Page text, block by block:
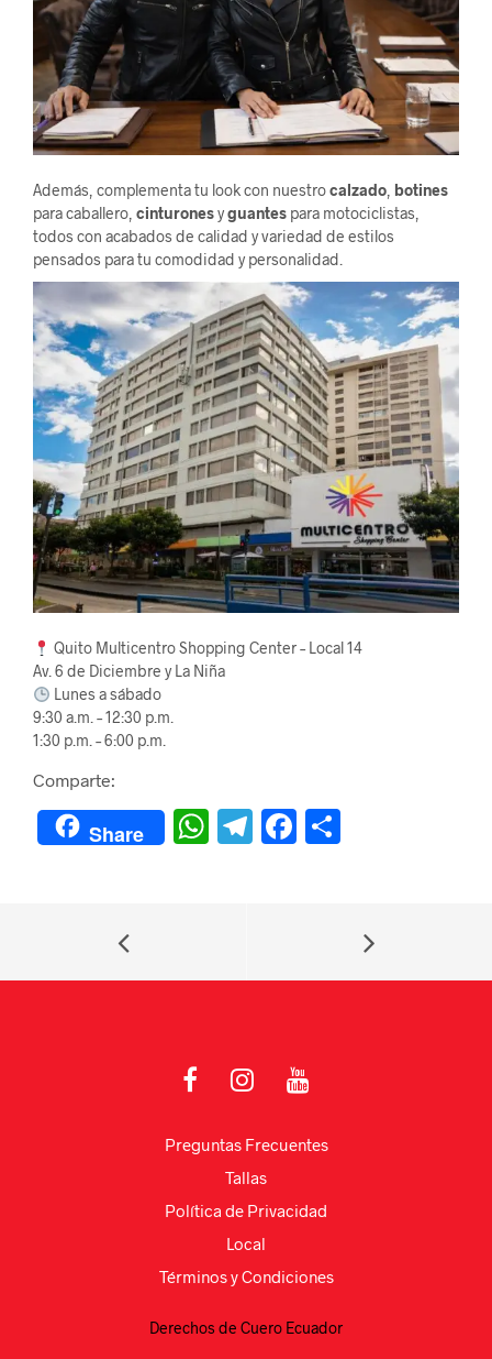
Además, complementa tu look con nuestrocalzado botines
para caballero, cinturonesyguantes para motociclistas,
todos con acabados de calidad y variedad de estilos
pensados para tu comodidad y personalidad.
Quito Multicentro Shopping Center – Local 14
Av. 6 de Diciembre y La Niña
Lunes a sábado
9:30 a.m. – 12:30 p.m.
1:30 p.m. – 6:00 p.m.
Comparte:
Share
W Te F
k
ar
Preguntas Frecuentes
Tallas
Política de Privacidad
Local
Términos y Condiciones
Derechos de Cuero Ecuador